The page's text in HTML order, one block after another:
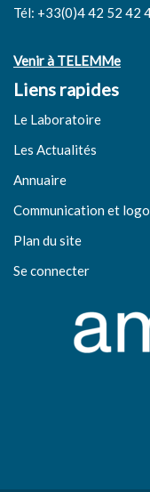
Tél: +33(0)4 42 52 42
Venir à TELEMMe
Liens rapides
Le Laboratoire
Les Actualités
Annuaire
Communication et
Plan du site
Se connecter